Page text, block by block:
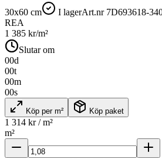
30x60 cm I lagerArt.nr 7D693618-
REA
1 385 kr/m²
Slutar om
00d
00t
00m
00s
Köp per m² Köp paket
1 314 kr / m²
m²